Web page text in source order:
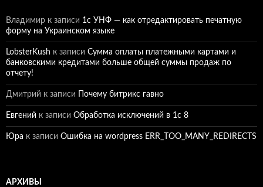
Владимир к записи 1c УНФ — как отредактировать печатную
форму на Украинском языке
LobsterKush к записи Сумма оплаты платежными картами и
банковскими кредитами больше общей суммы продаж по
отчету!
Дмитрий к записи Почему битрикс гавно
Евгений к записи Обработка исключений в 1с 8
Юра к записи Ошибка на wordpress ERR_TOO_MANY_REDIRECTS
АРХИВЫ